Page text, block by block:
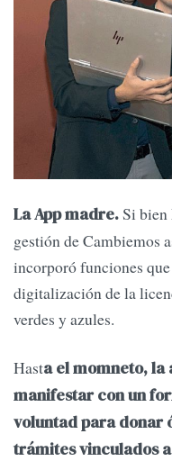
La App madre.Si bien
gestión de Cambiemos
incorporó funciones
digitalización de la
verdes y azules.
Hasta el momneto,
manifestar con un
voluntad para donar
trámites vinculados